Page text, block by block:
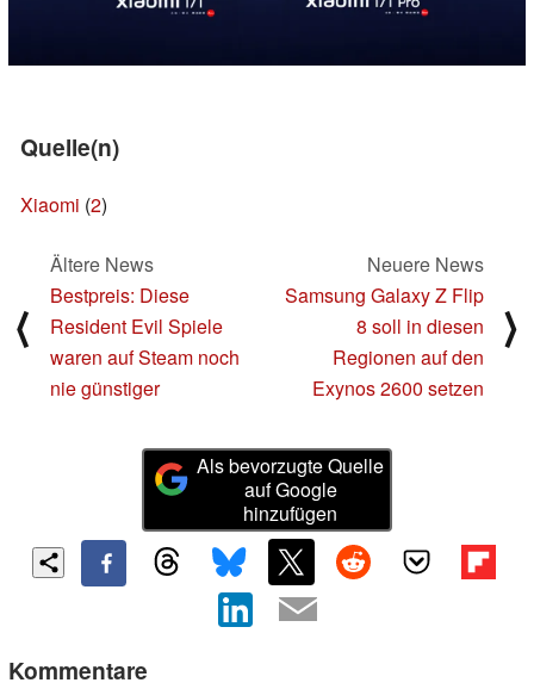
Quelle(n)
Xiaomi (2)
⟨
Ältere News
Bestpreis: Diese
Resident Evil Spiele
waren auf Steam noch
nie günstiger
Neuere News
Samsung Galaxy Z Flip
8 soll in diesen
Regionen auf den
Exynos 2600 setzen
⟩
Als bevorzugte Quelle
auf Google
hinzufügen
Kommentare